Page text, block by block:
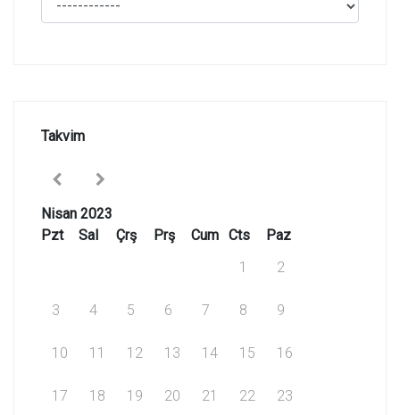
Takvim
Nisan 2023
Pzt
Sal Çrş Prş Cum Cts
Paz
1
2
3 4 5 6 7 8 9
10 11 12 13 14 15 16
17 18 19 20 21 22 23